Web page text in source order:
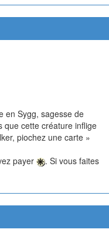
en Sygg, sagesse de
que cette créature inflige
piochez une carte »
payer
. Si vous faites